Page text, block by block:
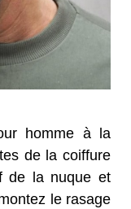
homme à la
de la coiffure
de la nuque et
le rasage